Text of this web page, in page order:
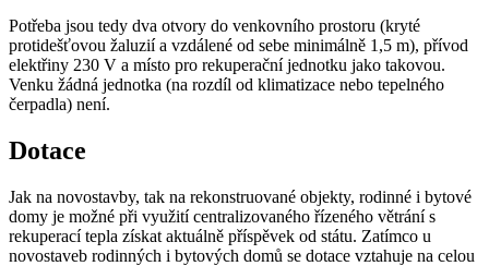
Potřeba jsou tedy dva otvory do venkovního prostoru (kryté
protidešťovou žaluzií a vzdálené od sebe minimálně 1,5 m), přívod
elektřiny 230 V a místo pro rekuperační jednotku jako takovou.
Venku žádná jednotka (na rozdíl od klimatizace nebo tepelného
čerpadla) není.
Dotace
Jak na novostavby, tak na rekonstruované objekty, rodinné i bytové
domy je možné při využití centralizovaného řízeného větrání s
rekuperací tepla získat aktuálně příspěvek od státu. Zatímco u
novostaveb rodinných i bytových domů se dotace vztahuje na celou